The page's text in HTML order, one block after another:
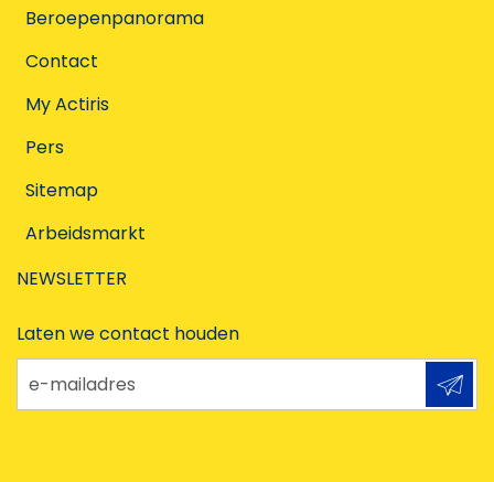
Beroepenpanorama
Contact
My Actiris
Pers
Sitemap
Arbeidsmarkt
NEWSLETTER
Laten we contact houden
e-mailadres